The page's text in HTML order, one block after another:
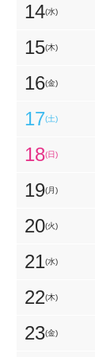
14(水)
15(木)
16(金)
17(土)
18(日)
19(月)
20(火)
21(水)
22(木)
23(金)